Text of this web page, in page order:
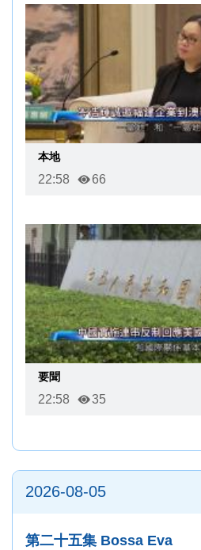
本地
22:58 66
要聞
22:58 35
2026-08-05
第二十五集 Bossa Eva